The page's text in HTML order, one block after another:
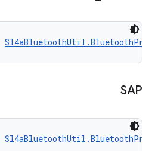
SAP